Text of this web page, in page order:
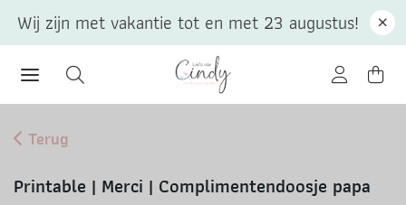
Terug
Printable | Merci | Complimentendoosje papa
Wij zijn met vakantie tot en met 23 augustus!